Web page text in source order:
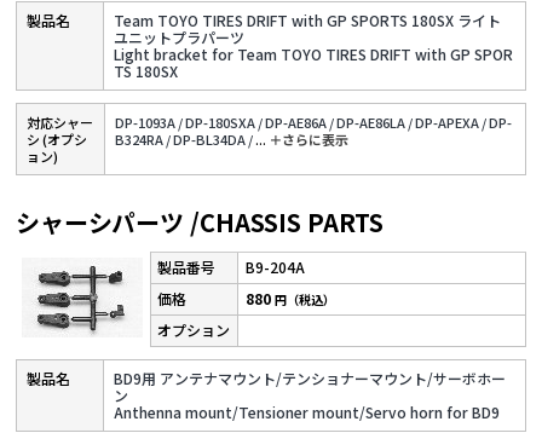
Team TOYO TIRES DRIFT with GP SPORTS 180SX ライト
ユニットプラパーツ
Light bracket for Team TOYO TIRES DRIFT with GP SPOR
TS 180SX
対応シャー
シ (オプシ
ョン)
DP-1093A /DP-180SXA /DP-AE86A /DP-AE86LA /DP-APEXA /DP-
B324RA /DP-BL34DA /... ＋さらに表⽰
シャーシパーツ /CHASSIS PARTS
B9-204A
BD9用 アンテナマウント/テンショナーマウント/サーボホー
ン
Anthenna mount/Tensioner mount/Servo horn for BD9
880円（税込）